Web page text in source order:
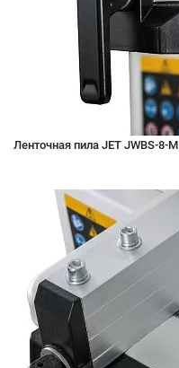
Ленточная пила JET JWBS-8-M